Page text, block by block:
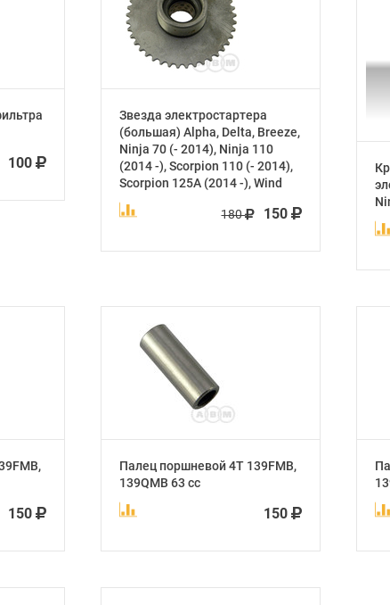
100
Звезда электростартера
(большая) Alpha, Delta, Breeze,
Ninja 70 (- 2014), Ninja 110
(2014 -), Scorpion 110 (- 2014),
Scorpion 125А (2014 -), Wind
180 150
150
Палец поршневой 4Т 139FMB,
139QMB 63 сс
150